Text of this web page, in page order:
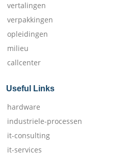
vertalingen
verpakkingen
opleidingen
milieu
callcenter
Useful Links
hardware
industriele-processen
it-consulting
it-services